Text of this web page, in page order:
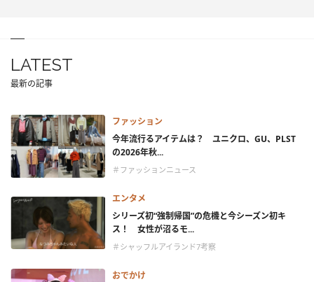
LATEST
最新の記事
ファッション
今年流行るアイテムは？ ユニクロ、GU、PLST
の2026年秋...
＃ファッションニュース
エンタメ
シリーズ初“強制帰国”の危機と今シーズン初キ
ス！ 女性が沼るモ...
＃シャッフルアイランド7考察
おでかけ